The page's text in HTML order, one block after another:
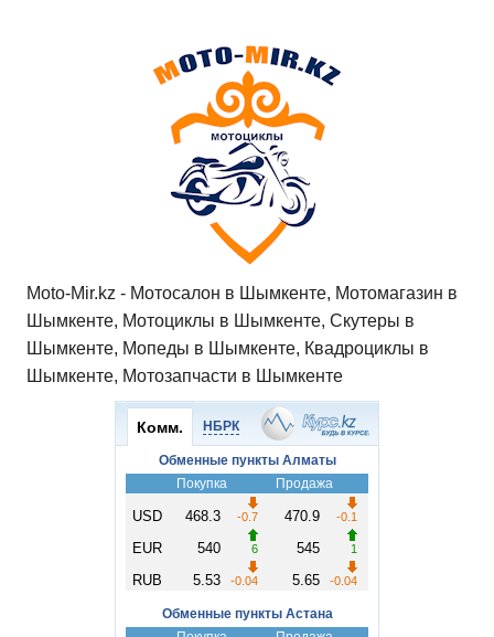
Moto-Mir.kz - Мотосалон в Шымкенте, Мотомагазин в
Шымкенте, Мотоциклы в Шымкенте, Скутеры в
Шымкенте, Мопеды в Шымкенте, Квадроциклы в
Шымкенте, Мотозапчасти в Шымкенте